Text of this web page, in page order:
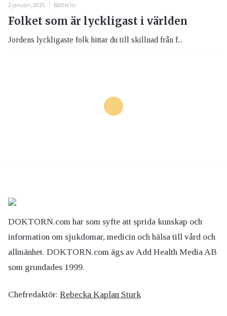
2 januari, 2025 Bättre liv
Folket som är lyckligast i världen
Jordens lyckligaste folk hittar du till skillnad från f...
DOKTORN.com har som syfte att sprida kunskap och
information om sjukdomar, medicin och hälsa till vård och
allmänhet. DOKTORN.com ägs av Add Health Media AB
som grundades 1999.
Chefredaktör: Rebecka Kaplan Sturk